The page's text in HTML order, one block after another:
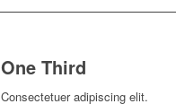
One Third
Consectetuer adipiscing elit.